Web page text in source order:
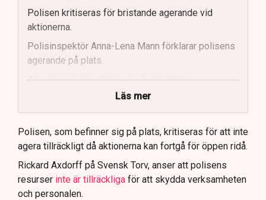
Polisen kritiseras för bristande agerande vid
aktionerna.
Polisinspektör Anna-Lena Mann förklarar polisens
agerande på plats.
40 personer misstänks med cirka 120
brottsmisstankar kopplade.
Polisen använder drönare och uniformerad polis
för att dokumentera bevis.
Samtidigt är polisarbetet komplext när det gäller
att navigera juridiska rättigheter och gränser.
Läs mer
Polisen, som befinner sig på plats, kritiseras för att inte
agera tillräckligt då aktionerna kan fortgå för öppen ridå.
Rickard Axdorff på Svensk Torv, anser att polisens
resurser inte är tillräckliga för att skydda verksamheten
och personalen.